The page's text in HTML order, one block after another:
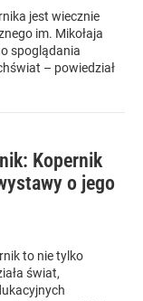
jest wiecznie
im. Mikołaja
spoglądania
– powiedział
Kopernik
o jego
to nie tylko
świat,